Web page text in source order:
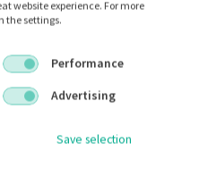
website experience. For more
the settings.
Performance
Advertising
Save selection